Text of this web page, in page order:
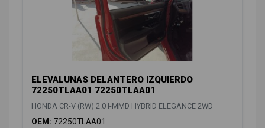
ELEVALUNAS DELANTERO IZQUIERDO
72250TLAA01 72250TLAA01
HONDA CR-V (RW) 2.0 I-MMD HYBRID ELEGANCE 2WD
OEM: 72250TLAA01